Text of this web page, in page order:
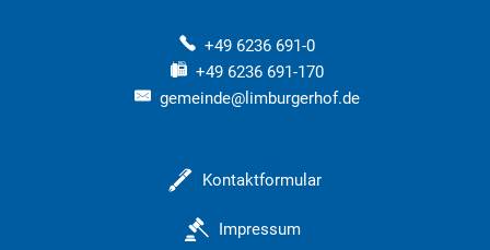
+49 6236 691-0
+49 6236 691-170
gemeinde@limburgerhof.de
Kontaktformular
Impressum